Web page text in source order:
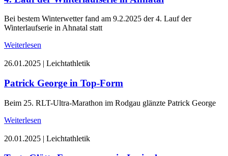
Bei bestem Winterwetter fand am 9.2.2025 der 4. Lauf der
Winterlaufserie in Ahnatal statt
Weiterlesen
26.01.2025 | Leichtathletik
Patrick George in Top-Form
Beim 25. RLT-Ultra-Marathon im Rodgau glänzte Patrick George
Weiterlesen
20.01.2025 | Leichtathletik